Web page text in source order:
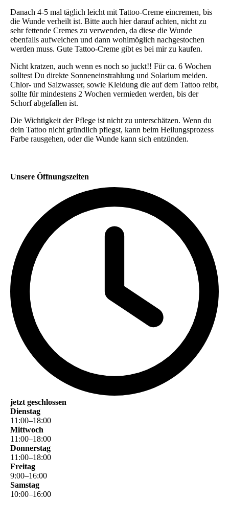
Danach 4-5 mal täglich leicht mit Tattoo-Creme eincremen, bis
die Wunde verheilt ist. Bitte auch hier darauf achten, nicht zu
sehr fettende Cremes zu verwenden, da diese die Wunde
ebenfalls aufweichen und dann wohlmöglich nachgestochen
werden muss. Gute Tattoo-Creme gibt es bei mir zu kaufen.
Nicht kratzen, auch wenn es noch so juckt!! Für ca. 6 Wochen
solltest Du direkte Sonneneinstrahlung und Solarium meiden.
Chlor- und Salzwasser, sowie Kleidung die auf dem Tattoo reibt,
sollte für mindestens 2 Wochen vermieden werden, bis der
Schorf abgefallen ist.
Die Wichtigkeit der Pflege ist nicht zu unterschätzen. Wenn du
dein Tattoo nicht gründlich pflegst, kann beim Heilungsprozess
Farbe rausgehen, oder die Wunde kann sich entzünden.
Unsere Öffnungszeiten
jetzt geschlossen
Dienstag
11 :00–18:00
Mittwoch
11 :00–18:00
Donnerstag
11 :00–18:00
Freitag
9:00–16:00
Samstag
10:00–16:00